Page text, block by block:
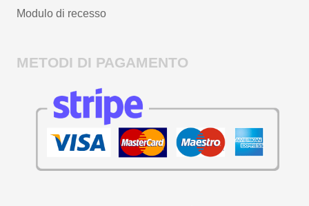
Modulo di recesso
METODI DI PAGAMENTO